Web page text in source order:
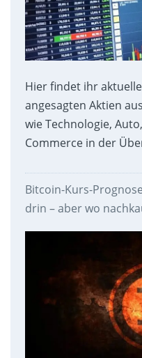
Hier findet ihr
angesagten Aktien
wie Technologie,
Commerce in der
Bitcoin-Kurs-
drin – aber wo